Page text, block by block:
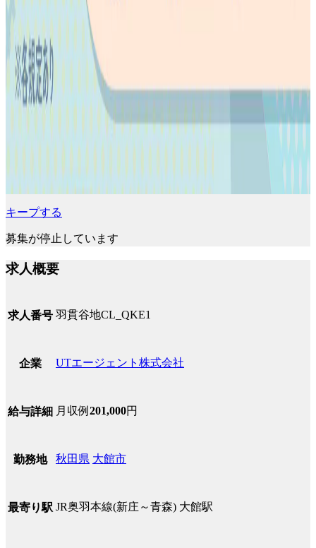
キープする
募集が停止しています
求人概要
求人番号 羽貫谷地CL_QKE1
企業 UTエージェント株式会社
給与詳細 月収例 201,000円
勤務地 秋田県 大館市
最寄り駅 JR奥羽本線(新庄～青森) 大館駅